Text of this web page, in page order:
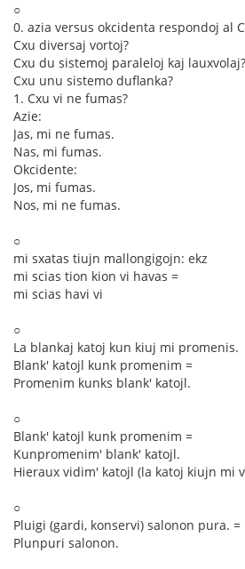
○
0. azia versus okcidenta respondoj al
Cxu diversaj vortoj?
Cxu du sistemoj paraleloj kaj lauxvolaj?
Cxu unu sistemo duflanka?
1. Cxu vi ne fumas?
Azie:
Jas, mi ne fumas.
Nas, mi fumas.
Okcidente:
Jos, mi fumas.
Nos, mi ne fumas.
○
mi sxatas tiujn mallongigojn: ekz
mi scias tion kion vi havas =
mi scias havi vi
○
La blankaj katoj kun kiuj mi promenis.
Blank' katojl kunk promenim =
Promenim kunks blank' katojl.
○
Blank' katojl kunk promenim =
Kunpromenim' blank' katojl.
Hieraux vidim' katojl (la katoj kiujn mi
○
Pluigi (gardi, konservi) salonon pura. =
Plunpuri salonon.